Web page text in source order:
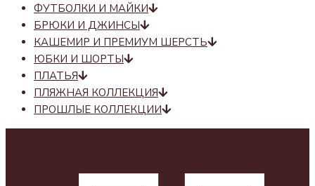
ФУТБОЛКИ И МАЙКИ
БРЮКИ И ДЖИНСЫ
КАШЕМИР И ПРЕМИУМ ШЕРСТЬ
ЮБКИ И ШОРТЫ
ПЛАТЬЯ
ПЛЯЖНАЯ КОЛЛЕКЦИЯ
ПРОШЛЫЕ КОЛЛЕКЦИИ